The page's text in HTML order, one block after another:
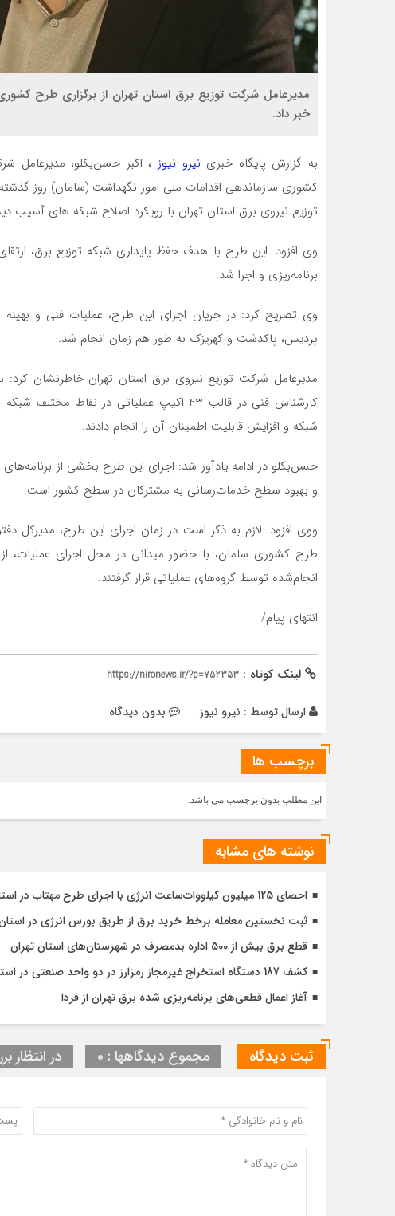
خبر داد.
به گزارش پایگاه خبری نیرو نیوز ، اکبر حسن‌بکلو، مدیرعامل
کشوری سازماندهی اقدامات ملی امور نگهداشت (سامان) روز
توزیع نیروی برق استان تهران با رویکرد اصلاح شبکه های آسیب
وی افزود: این طرح با هدف حفظ پایداری شبکه توزیع برق،
برنامه‌ریزی و اجرا شد.
️وی تصریح کرد: در جریان اجرای این طرح، عملیات‌ فنی و بهینه
پردیس، پاکدشت و کهریزک به طور هم‌ زمان انجام شد.
کارشناس فنی در قالب 43 اکیپ عملیاتی در
شبکه و افزایش قابلیت اطمینان آن را انجام دادند.
️حسن‌بکلو در ادامه یادآور شد: اجرای این طرح بخشی از برنامه‌های
و بهبود سطح خدمات‌رسانی به مشترکان در سطح کشور است.
ووی افزود: ️لازم به ذکر است در زمان اجرای این طرح، مدیرکل
طرح کشوری سامان، با حضور میدانی در محل اجرای عملیات، از
انجام‌شده توسط گروه‌های عملیاتی قرار گرفتند.
انتهای پیام/
لینک کوتاه : https://nironews.ir/?p=752353
ارسال توسط : نیرو نیوز بدون دیدگاه
برچسب ها
این مطلب بدون برچسب می باشد.
نوشته های مشابه
احصای 125 میلیون کیلووات‌ساعت انرژی با اجرای طرح مهتاب در استان تهران
ثبت نخستین معامله برخط خرید برق از طریق بورس انرژی در
قطع برق بیش از 500 اداره بدمصرف در شهرستان‌های استان تهران
کشف 187 دستگاه استخراج غیرمجاز رمزارز در دو واحد صنعتی در استان تهران
آغاز اعمال قطعی‌های برنامه‌ریزی شده برق تهران از فردا
ثبت دیدگاه مجموع دیدگاهها : 0 در انتظار